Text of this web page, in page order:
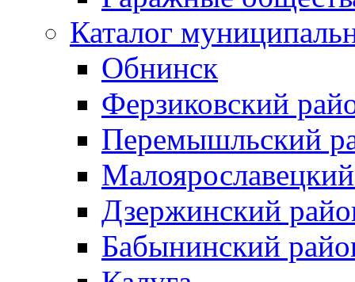
Каталог
Обнинск
Ферзиковский
Перемышльский
Дзержинский
Бабынинский